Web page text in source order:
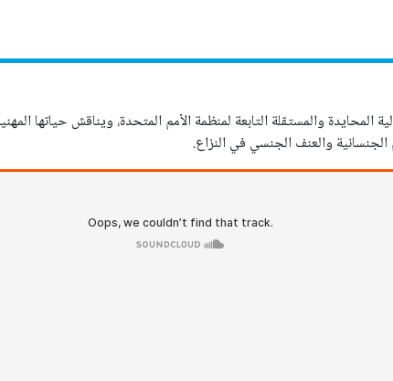
والمستقلة التابعة لمنظمة الأمم المتحدة، ويناقش حياتها
والعنف الجنسي في النزاع.